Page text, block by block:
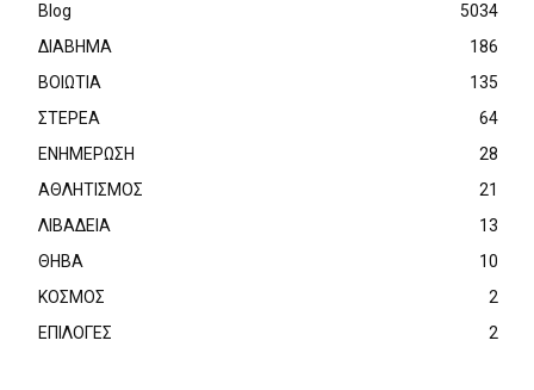
Blog
5034
ΔΙΑΒΗΜΑ
186
ΒΟΙΩΤΙΑ
135
ΣΤΕΡΕΑ
64
ΕΝΗΜΕΡΩΣΗ
28
ΑΘΛΗΤΙΣΜΟΣ
21
ΛΙΒΑΔΕΙΑ
13
ΘΗΒΑ
10
ΚΟΣΜΟΣ
2
ΕΠΙΛΟΓΕΣ
2